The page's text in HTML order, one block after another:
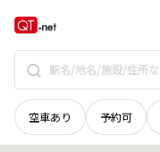
空車あり 予約可
長野県